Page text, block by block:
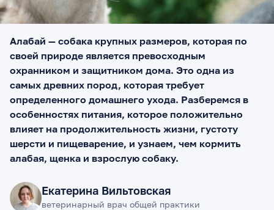
Алабай — собака крупных размеров, которая по
своей природе является превосходным
охранником и защитником дома. Это одна из
самых древних пород, которая требует
определенного домашнего ухода. Разберемся в
особенностях питания, которое положительно
влияет на продолжительность жизни, густоту
шерсти и пищеварение, и узнаем, чем кормить
алабая, щенка и взрослую собаку.
Екатерина Вильтовская
ветеринарный врач общей практики